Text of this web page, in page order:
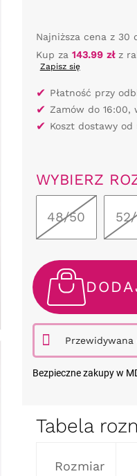
Najniższa cena z 30
Kup za 143.99 złz
Zapisz się
✔ Płatność przy
✔ Zamów do 16:00,
✔ Koszt dostawy od
WYBIERZ
48/50
Bezpieczne zakupy w
Tabela
Rozmiar